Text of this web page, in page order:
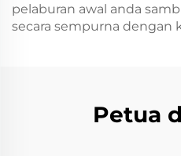
pelaburan awal anda
secara sempurna dengan
Petua